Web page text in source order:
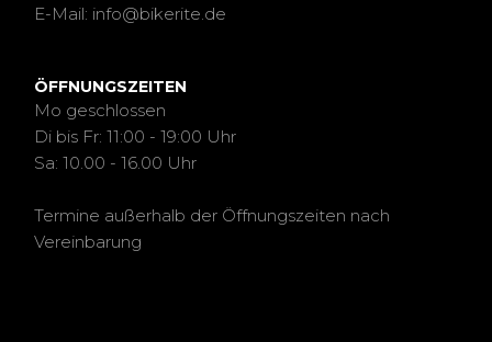
E-Mail: info@bikerite.de
ÖFFNUNGSZEITEN
Mo geschlossen
Di bis Fr: 11:00 - 19:00 Uhr
Sa: 10.00 - 16.00 Uhr
Termine außerhalb der Öffnungszeiten nach
Vereinbarung